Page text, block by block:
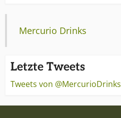
Mercurio Drinks
Letzte Tweets
Tweets von @MercurioDrinks